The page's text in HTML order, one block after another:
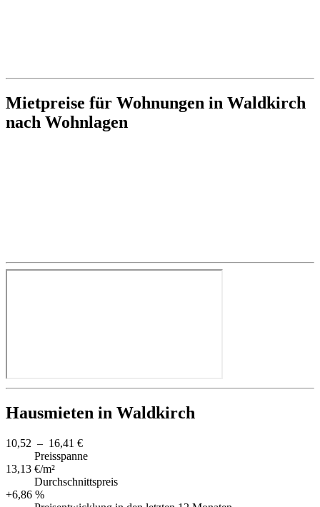
Mietpreise für Wohnungen in Waldkirch
nach Wohnlagen
Hausmieten in Waldkirch
10,52 – 16,41 €
Preisspanne
13,13 €/m²
Durchschnittspreis
+6,86 %